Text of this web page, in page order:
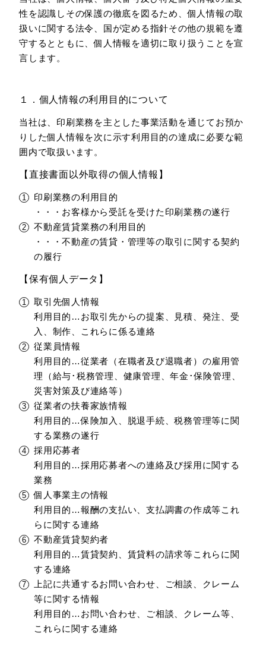
性を認識しその保護の徹底を図るため、個人情報の取
扱いに関する法令、国が定める指針その他の規範を遵
守するとともに、個人情報を適切に取り扱うことを宣
言します。
１．個人情報の利用目的について
当社は、印刷業務を主とした事業活動を通じてお預か
りした個人情報を次に示す利用目的の達成に必要な範
囲内で取扱います。
【直接書面以外取得の個人情報】
印刷業務の利用目的
・・・お客様から受託を受けた印刷業務の遂行
不動産賃貸業務の利用目的
・・・不動産の賃貸・管理等の取引に関する契約
の履行
【保有個人データ】
取引先個人情報
利用目的…お取引先からの提案、見積、発注、受
入、制作、これらに係る連絡
従業員情報
利用目的…従業者（在職者及び退職者）の雇用管
理（給与･税務管理、健康管理、年金･保険管理、
災害対策及び連絡等）
従業者の扶養家族情報
利用目的…保険加入、脱退手続、税務管理等に関
する業務の遂行
採用応募者
利用目的…採用応募者への連絡及び採用に関する
業務
個人事業主の情報
利用目的…報酬の支払い、支払調書の作成等これ
らに関する連絡
不動産賃貸契約者
利用目的…賃貸契約、賃貸料の請求等これらに関
する連絡
上記に共通するお問い合わせ、ご相談、クレーム
等に関する情報
利用目的…お問い合わせ、ご相談、クレーム等、
これらに関する連絡